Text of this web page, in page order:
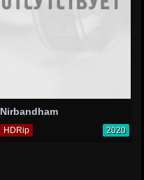
Nirbandham
HDRip 2020